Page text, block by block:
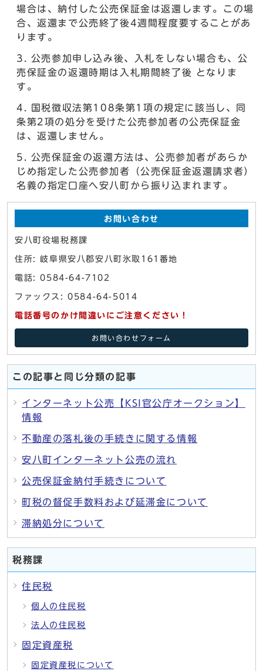
場合は、納付した公売保証金は返還します。この場
合、返還まで公売終了後4週間程度要することがあ
ります。
公売参加申し込み後、入札をしない場合も、公
売保証金の返還時期は入札期間終了後 となりま
す。
国税徴収法第108条第1項の規定に該当し、同
条第2項の処分を受けた公売参加者の公売保証金
は、返還しません。
公売保証金の返還方法は、公売参加者があらか
じめ指定した公売参加者（公売保証金返還請求者）
名義の指定口座へ安八町から振り込まれます。
お問い合わせ
安八町役場税務課
住所: 岐阜県安八郡安八町氷取161番地
電話: 0584-64-7102
ファックス: 0584-64-5014
電話番号のかけ間違いにご注意ください！
お問い合わせフォーム
この記事と同じ分類の記事
インターネット公売【KSI官公庁オークション】
情報
不動産の落札後の手続きに関する情報
安八町インターネット公売の流れ
公売保証金納付手続きについて
町税の督促手数料および延滞金について
滞納処分について
税務課
住民税
個人の住民税
法人の住民税
固定資産税
固定資産税について